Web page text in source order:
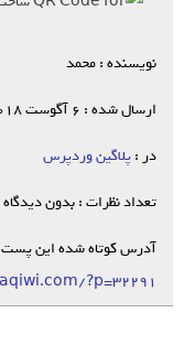
نویسنده : محمد
ارسال شده : 6 آگوست 2018
در :پلاگین وردپرس
تعداد نظرات : بدون دیدگاه
آدرس کوتاه شده این
?p=32291